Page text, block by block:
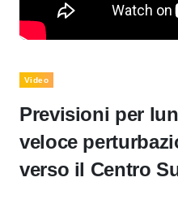
Video
Previsioni per
veloce
verso il Centro